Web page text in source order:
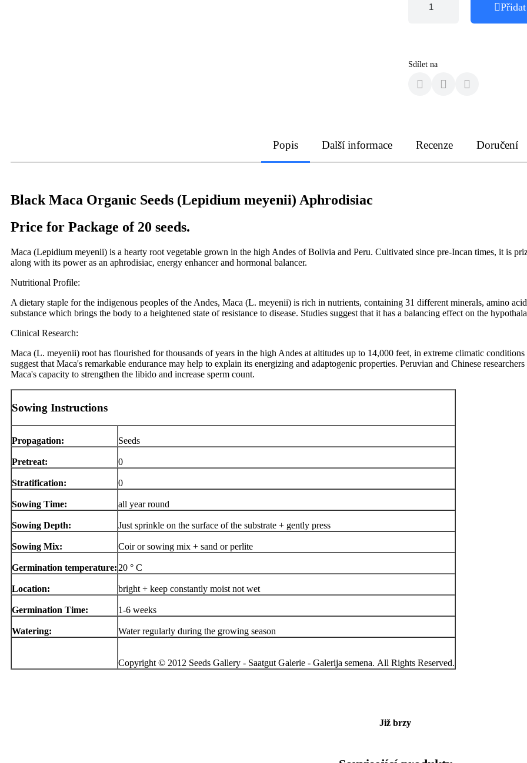
Sdílet na
Popis Další informace Recenze Doručení
Black Maca Organic Seeds (Lepidium meyenii) Aphrodisiac
Price for Package of 20 seeds.
Maca (Lepidium meyenii) is a hearty root vegetable grown in the high Andes of Bolivia and Peru. Cultivated since pre-Incan times, it is
along with its power as an aphrodisiac, energy enhancer and hormonal balancer.
Nutritional Profile:
A dietary staple for the indigenous peoples of the Andes, Maca (L. meyenii) is rich in nutrients, containing 31 different minerals, amino
substance which brings the body to a heightened state of resistance to disease. Studies suggest that it has a balancing effect on the
Clinical Research:
Maca (L. meyenii) root has flourished for thousands of years in the high Andes at altitudes up to 14,000 feet, in extreme climatic
suggest that Maca's remarkable endurance may help to explain its energizing and adaptogenic properties. Peruvian and Chinese
Maca's capacity to strengthen the libido and increase sperm count.
Sowing Instructions
Propagation: Seeds
Pretreat: 0
Stratification: 0
Sowing Time: all year round
Sowing Depth: Just sprinkle on the surface of the substrate + gently press
Sowing Mix: Coir or sowing mix + sand or perlite
Germination temperature: 20 ° C
Location: bright + keep constantly moist not wet
Germination Time: 1-6 weeks
Watering: Water regularly during the growing season
Copyright © 2012 Seeds Gallery - Saatgut Galerie - Galerija semena. All Rights Reserved.
Již brzy